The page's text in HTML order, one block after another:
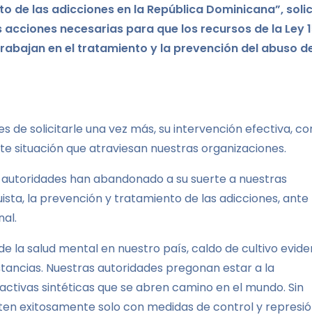
de las adicciones en la República Dominicana”,
necesarias para que los recursos de la Ley
en el tratamiento y la prevención del abuso
de solicitarle una vez más, su intervención efectiva,
situación que atraviesan nuestras organizaciones.
han abandonado a su suerte a nuestras
la prevención y tratamiento de las adicciones, ante
la salud mental en nuestro país, caldo de cultivo
Nuestras autoridades pregonan estar a la
sintéticas que se abren camino en el mundo. Sin
exitosamente solo con medidas de control y